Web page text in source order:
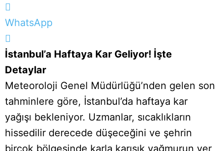
WhatsApp
İstanbul’a Haftaya Kar Geliyor! İşte
Detaylar
Meteoroloji Genel Müdürlüğü’nden gelen son
tahminlere göre, İstanbul’da haftaya kar
yağışı bekleniyor. Uzmanlar, sıcaklıkların
hissedilir derecede düşeceğini ve şehrin
birçok bölgesinde karla karışık yağmurun yer